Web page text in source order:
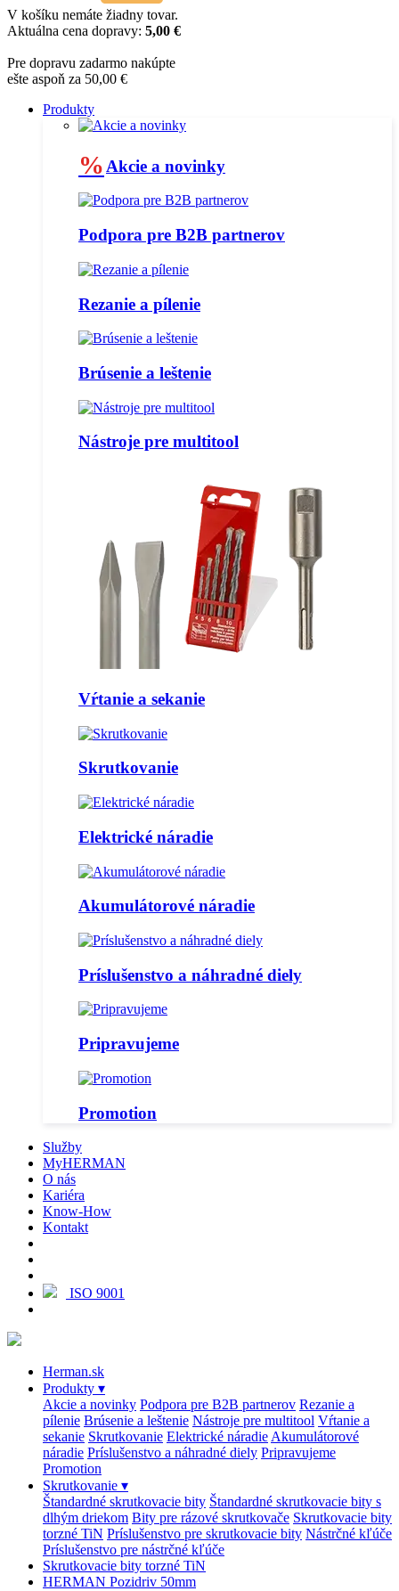
V košíku nemáte žiadny tovar.
Aktuálna cena dopravy: 5,00 €
Pre dopravu zadarmo nakúpte
ešte aspoň za 50,00 €
Produkty
% Akcie a novinky
Podpora pre B2B partnerov
Rezanie a pílenie
Brúsenie a leštenie
Nástroje pre multitool
Vŕtanie a sekanie
Skrutkovanie
Elektrické náradie
Akumulátorové náradie
Príslušenstvo a náhradné diely
Pripravujeme
Promotion
Služby
MyHERMAN
O nás
Kariéra
Know-How
Kontakt
ISO 9001
Herman.sk
Produkty ▾
Akcie a novinky Podpora pre B2B partnerov Rezanie a
pílenie Brúsenie a leštenie Nástroje pre multitool Vŕtanie a
sekanie Skrutkovanie Elektrické náradie Akumulátorové
náradie Príslušenstvo a náhradné diely Pripravujeme
Promotion
Skrutkovanie ▾
Štandardné skrutkovacie bity Štandardné skrutkovacie bity s
dlhým driekom Bity pre rázové skrutkovače Skrutkovacie bity
torzné TiN Príslušenstvo pre skrutkovacie bity Nástrčné kľúče
Príslušenstvo pre nástrčné kľúče
Skrutkovacie bity torzné TiN
HERMAN Pozidriv 50mm